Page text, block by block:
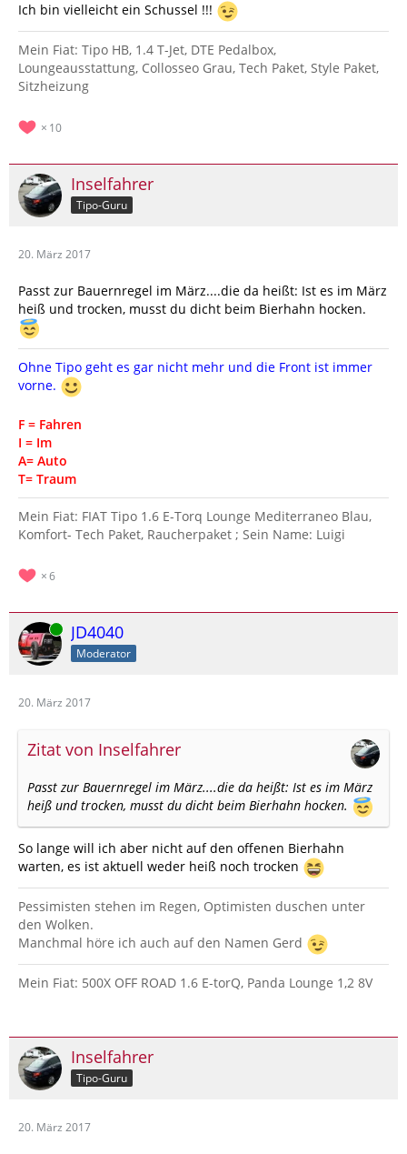
Ich bin vielleicht ein Schussel !!!
Mein Fiat: Tipo HB, 1.4 T-Jet, DTE Pedalbox,
Loungeausstattung, Collosseo Grau, Tech Paket, Style Paket,
Sitzheizung
10
Inselfahrer
Tipo-Guru
20. März 2017
Passt zur Bauernregel im März....die da heißt: Ist es im März
heiß und trocken, musst du dicht beim Bierhahn hocken.
Ohne Tipo geht es gar nicht mehr und die Front ist immer
vorne.
F = Fahren
I = Im
A= Auto
T= Traum
Mein Fiat: FIAT Tipo 1.6 E-Torq Lounge Mediterraneo Blau,
Komfort- Tech Paket, Raucherpaket ; Sein Name: Luigi
6
Online JD4040
Moderator
20. März 2017
Zitat von Inselfahrer
Passt zur Bauernregel im März....die da heißt: Ist es im März
heiß und trocken, musst du dicht beim Bierhahn hocken.
So lange will ich aber nicht auf den offenen Bierhahn
warten, es ist aktuell weder heiß noch trocken
Pessimisten stehen im Regen, Optimisten duschen unter
den Wolken.
Manchmal höre ich auch auf den Namen Gerd
Mein Fiat: 500X OFF ROAD 1.6 E-torQ, Panda Lounge 1,2 8V
Inselfahrer
Tipo-Guru
20. März 2017